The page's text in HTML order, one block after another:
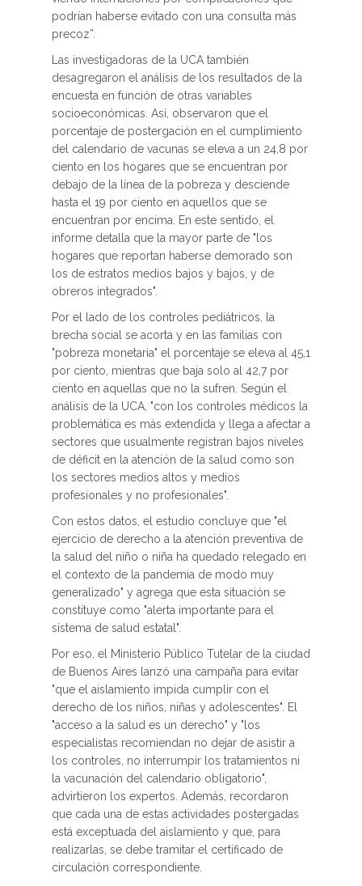
podrían haberse evitado con una consulta más
precoz”.
Las investigadoras de la UCA también
desagregaron el análisis de los resultados de la
encuesta en función de otras variables
socioeconómicas. Así, observaron que el
porcentaje de postergación en el cumplimiento
del calendario de vacunas se eleva a un 24,8 por
ciento en los hogares que se encuentran por
debajo de la línea de la pobreza y desciende
hasta el 19 por ciento en aquellos que se
encuentran por encima. En este sentido, el
informe detalla que la mayor parte de "los
hogares que reportan haberse demorado son
los de estratos medios bajos y bajos, y de
obreros integrados".
Por el lado de los controles pediátricos, la
brecha social se acorta y en las familias con
"pobreza monetaria" el porcentaje se eleva al 45,1
por ciento, mientras que baja solo al 42,7 por
ciento en aquellas que no la sufren. Según el
análisis de la UCA, "con los controles médicos la
problemática es más extendida y llega a afectar a
sectores que usualmente registran bajos niveles
de déficit en la atención de la salud como son
los sectores medios altos y medios
profesionales y no profesionales".
Con estos datos, el estudio concluye que "el
ejercicio de derecho a la atención preventiva de
la salud del niño o niña ha quedado relegado en
el contexto de la pandemia de modo muy
generalizado" y agrega que esta situación se
constituye como "alerta importante para el
sistema de salud estatal".
Por eso, el Ministerio Público Tutelar de la ciudad
de Buenos Aires lanzó una campaña para evitar
"que el aislamiento impida cumplir con el
derecho de los niños, niñas y adolescentes". El
"acceso a la salud es un derecho" y "los
especialistas recomiendan no dejar de asistir a
los controles, no interrumpir los tratamientos ni
la vacunación del calendario obligatorio",
advirtieron los expertos. Además, recordaron
que cada una de estas actividades postergadas
está exceptuada del aislamiento y que, para
realizarlas, se debe tramitar el certificado de
circulación correspondiente.